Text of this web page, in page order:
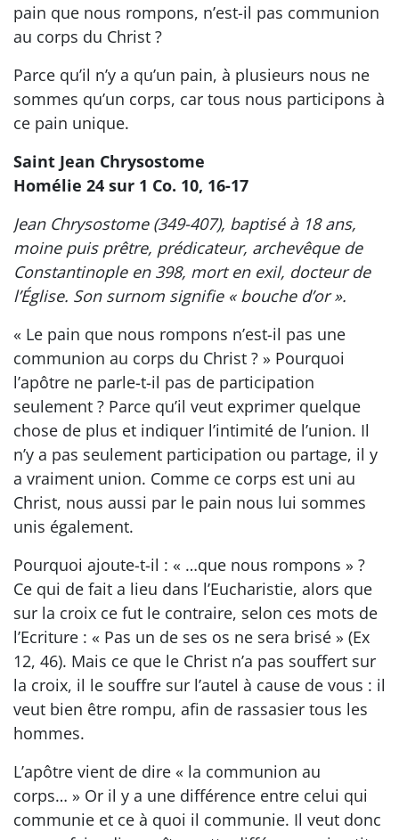
pain que nous rompons, n’est-il pas communion
au corps du Christ ?
Parce qu’il n’y a qu’un pain, à plusieurs nous ne
sommes qu’un corps, car tous nous participons à
ce pain unique.
Saint Jean Chrysostome
Homélie 24 sur 1 Co. 10, 16-17
Jean Chrysostome (349-407), baptisé à 18 ans,
moine puis prêtre, prédicateur, archevêque de
Constantinople en 398, mort en exil, docteur de
l’Église. Son surnom signifie « bouche d’or ».
« Le pain que nous rompons n’est-il pas une
communion au corps du Christ ? » Pourquoi
l’apôtre ne parle-t-il pas de participation
seulement ? Parce qu’il veut exprimer quelque
chose de plus et indiquer l’intimité de l’union. Il
n’y a pas seulement participation ou partage, il y
a vraiment union. Comme ce corps est uni au
Christ, nous aussi par le pain nous lui sommes
unis également.
Pourquoi ajoute-t-il : « …que nous rompons » ?
Ce qui de fait a lieu dans l’Eucharistie, alors que
sur la croix ce fut le contraire, selon ces mots de
l’Ecriture : « Pas un de ses os ne sera brisé » (Ex
12, 46). Mais ce que le Christ n’a pas souffert sur
la croix, il le souffre sur l’autel à cause de vous : il
veut bien être rompu, afin de rassasier tous les
hommes.
L’apôtre vient de dire « la communion au
corps… » Or il y a une différence entre celui qui
communie et ce à quoi il communie. Il veut donc